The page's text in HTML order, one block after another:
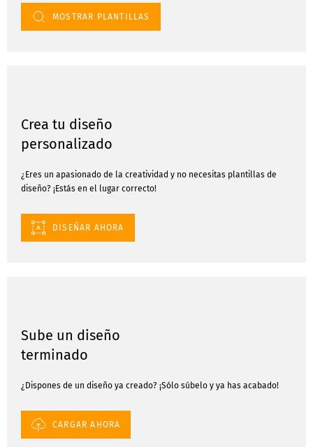
MOSTRAR PLANTILLAS
Crea tu diseño
personalizado
¿Eres un apasionado de la creatividad y no necesitas plantillas de
diseño? ¡Estás en el lugar correcto!
DISEÑAR AHORA
Sube un diseño
terminado
¿Dispones de un diseño ya creado? ¡Sólo súbelo y ya has acabado!
CARGAR AHORA